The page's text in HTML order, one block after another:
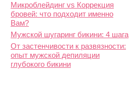
Микроблейдинг vs Коррекция
бровей: что подходит именно
Вам?
Мужской шугаринг бикини: 4 шага
От застенчивости к развязности:
опыт мужской депиляции
глубокого бикини